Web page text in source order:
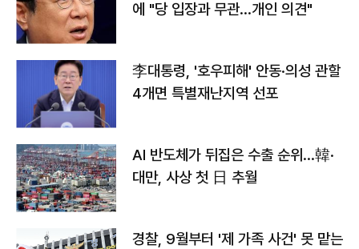
에 "당 입장과 무관…개인 의견"
李대통령, '호우피해' 안동·의성 관할
4개면 특별재난지역 선포
AI 반도체가 뒤집은 수출 순위…韓·
대만, 사상 첫 日 추월
경찰, 9월부터 '제 가족 사건' 못 맡는